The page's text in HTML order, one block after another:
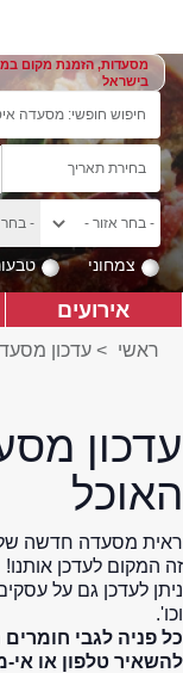
מסעדות, הזמנת מקום
בישראל
צמחוני
אירועים
ראשי > עדכון
עדכון
האוכל
ראית מסעדה חדשה
זה המקום לעדכן אותנו!
ניתן לעדכן גם על
וכו'.
כל פניה לגבי
להשאיר טלפון או אי-